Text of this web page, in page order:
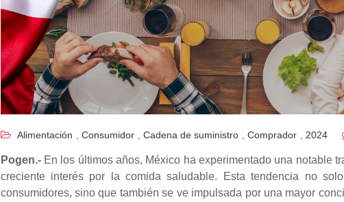
Alimentación Consumidor Cadena de suministro Comprador 2024
Pogen.- En los últimos años, México ha experimentado una notable
creciente interés por la comida saludable. Esta tendencia no
consumidores, sino que también se ve impulsada por una mayor